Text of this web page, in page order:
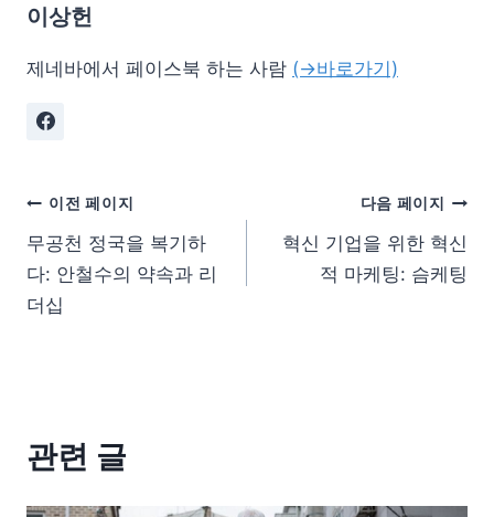
이상헌
제네바에서 페이스북 하는 사람 (→바로가기)
이전 페이지
무공천 정국을 복기하
다: 안철수의 약속과 리
더십
다음 페이지
혁신 기업을 위한 혁신
적 마케팅: 슴케팅
관련 글